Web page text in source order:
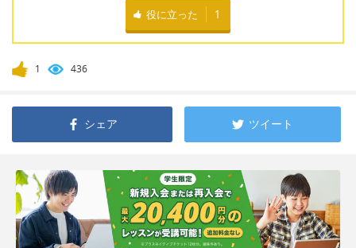
役に立った 1
1 436
シェア ツイート